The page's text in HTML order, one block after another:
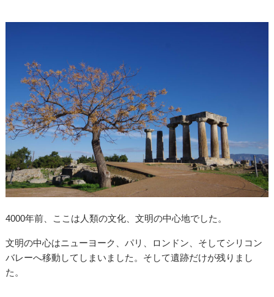
4000年前、ここは人類の文化、文明の中心地でした。
文明の中心はニューヨーク、パリ、ロンドン、そしてシリコン
バレーへ移動してしまいました。そして遺跡だけが残りまし
た。